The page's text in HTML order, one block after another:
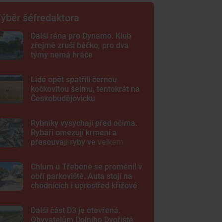
šéfredaktora
Další rána pro Dynamo. Klub
zřejmě zruší béčko, pro dva
týmy nemá hráče
Lidé opět spatřili černou
kočkovitou šelmu, tentokrát na
Českobudějovicku
Rybníky vysychají před očima.
Rybáři omezují krmení a
přesouvají ryby ve velkém
Chlum u Třeboně se proměnil v
obří parkoviště. Auta stojí na
chodnících i uprostřed křížové
Další část D3 je otevřená.
Obyvatelům Dolního Dvořiště